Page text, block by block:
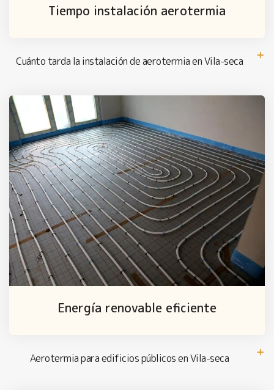
Tiempo instalación aerotermia
Cuánto tarda la instalación de aerotermia en Vila-seca
Energía renovable eficiente
Aerotermia para edificios públicos en Vila-seca